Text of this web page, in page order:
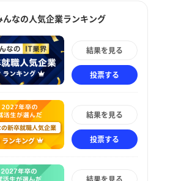
んなの人気企業ランキング
結果を見る
投票する
結果を見る
投票する